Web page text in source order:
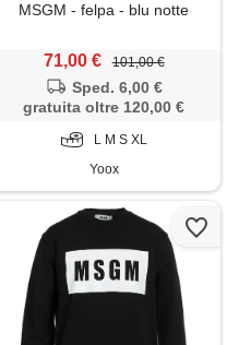
MSGM - felpa - blu notte
71,00 € 101,00 €
Sped. 6,00 €
gratuita oltre 120,00 €
L M S XL
Yoox